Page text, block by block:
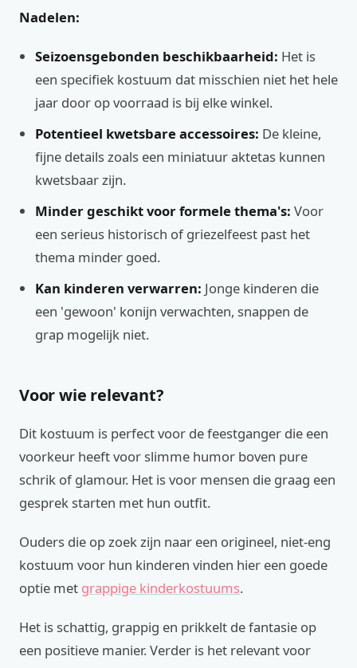
Nadelen:
Seizoensgebonden beschikbaarheid: Het is
een specifiek kostuum dat misschien niet het hele
jaar door op voorraad is bij elke winkel.
Potentieel kwetsbare accessoires: De kleine,
fijne details zoals een miniatuur aktetas kunnen
kwetsbaar zijn.
Minder geschikt voor formele thema's: Voor
een serieus historisch of griezelfeest past het
thema minder goed.
Kan kinderen verwarren: Jonge kinderen die
een 'gewoon' konijn verwachten, snappen de
grap mogelijk niet.
Voor wie relevant?
Dit kostuum is perfect voor de feestganger die een
voorkeur heeft voor slimme humor boven pure
schrik of glamour. Het is voor mensen die graag een
gesprek starten met hun outfit.
Ouders die op zoek zijn naar een origineel, niet-eng
kostuum voor hun kinderen vinden hier een goede
optie met grappige kinderkostuums.
Het is schattig, grappig en prikkelt de fantasie op
een positieve manier. Verder is het relevant voor